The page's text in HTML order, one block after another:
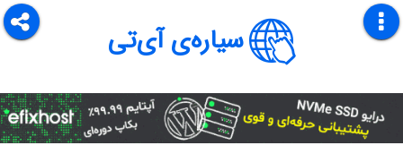
سیاره‌ی آی‌تی